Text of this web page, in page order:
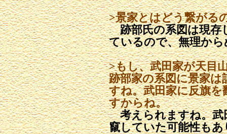
>景家とはどう繋がる
跡部氏の系図は現存
ているので、無理か
>もし、武田家が天目
跡部家の系図に景家
すね。武田家に反旗
すからね。
考えられますね。武
竄していた可能性も